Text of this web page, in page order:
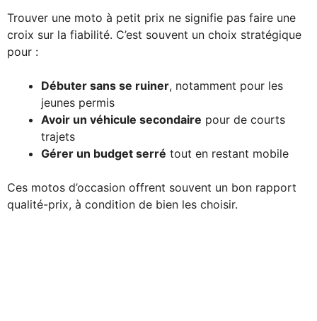
Trouver une moto à petit prix ne signifie pas faire une
croix sur la fiabilité. C’est souvent un choix stratégique
pour :
Débuter sans se ruiner, notamment pour les
jeunes permis
Avoir un véhicule secondaire pour de courts
trajets
Gérer un budget serré tout en restant mobile
Ces motos d’occasion offrent souvent un bon rapport
qualité-prix, à condition de bien les choisir.